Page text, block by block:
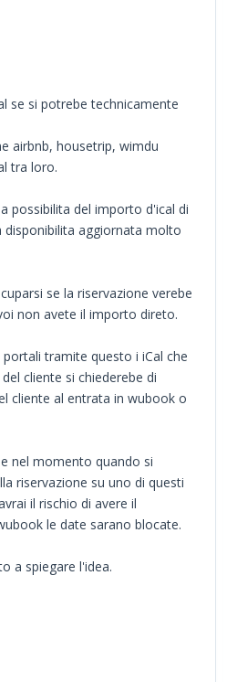
se si potrebe technicamente
airbnb, housetrip, wimdu
tra loro.
possibilita del importo d'ical di
disponibilita aggiornata molto
se la riservazione verebe
non avete il importo direto.
tramite questo i iCal che
cliente si chiederebe di
cliente al entrata in wubook o
nel momento quando si
riservazione su uno di questi
il rischio di avere il
le date sarano blocate.
a spiegare l'idea.